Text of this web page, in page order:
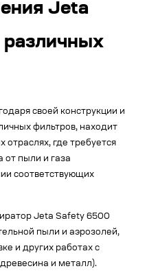
Jeta
своей конструкции и
фильтров, находит
где требуется
от пыли и газа
соответствующих
Jeta Safety 6500
пыли и аэрозолей,
и других работах с
и металл).